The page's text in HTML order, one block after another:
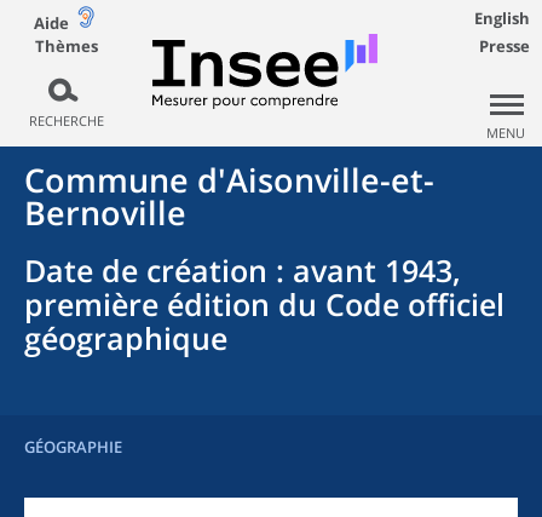
Aide
Thèmes
RECHERCHE
English
Presse
MENU
Commune d'Aisonville-et-
Bernoville
Date de création : avant 1943,
première édition du Code officiel
géographique
GÉOGRAPHIE